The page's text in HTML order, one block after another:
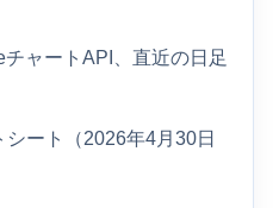
ャートAPI、直近の日足
ート（2026年4月30日